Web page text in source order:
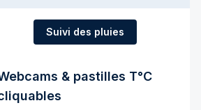
Suivi des pluies
& pastilles T°C